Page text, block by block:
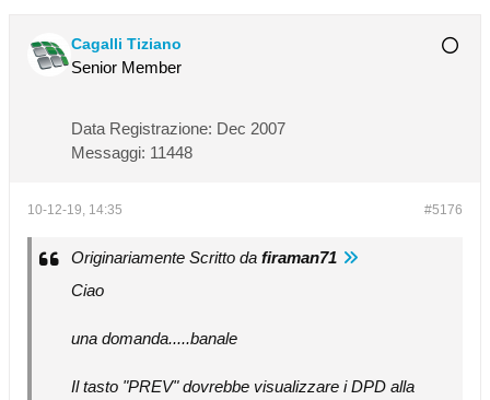
Cagalli Tiziano
Senior Member
Data Registrazione: Dec 2007
Messaggi: 11448
#5176
10-12-19, 14:35
Originariamente Scritto da firaman71
Ciao
una domanda.....banale
Il tasto "PREV" dovrebbe visualizzare i DPD alla